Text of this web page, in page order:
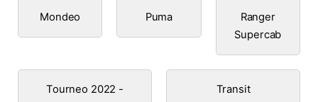
Mondeo Puma
Ranger
Supercab
Tourneo 2022 -
Transit